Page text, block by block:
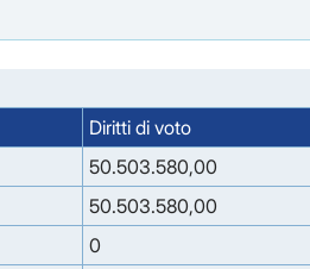
Diritti di voto
50.503.580,00
50.503.580,00
0